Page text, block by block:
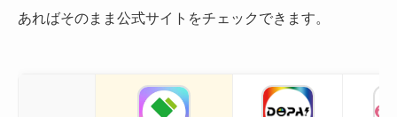
あればそのまま公式サイトをチェックできます。